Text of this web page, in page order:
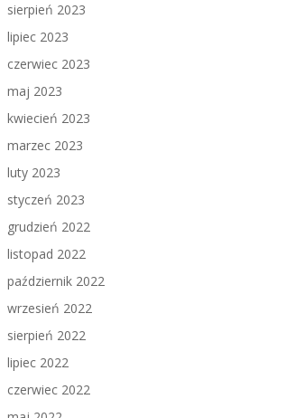
sierpień 2023
lipiec 2023
czerwiec 2023
maj 2023
kwiecień 2023
marzec 2023
luty 2023
styczeń 2023
grudzień 2022
listopad 2022
październik 2022
wrzesień 2022
sierpień 2022
lipiec 2022
czerwiec 2022